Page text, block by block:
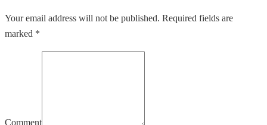
Your email address will not be published. Required fields are
marked *
Comment